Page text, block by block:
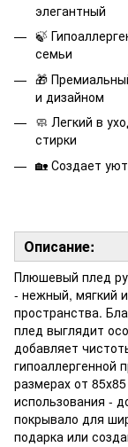
элегантный
🍃
семьи
🎁
и дизайном
🧼 Легкий в
стирки
🏡 Создает
Описание:
Плюшевый плед
- нежный, мягкий
пространства.
плед выглядит
добавляет
гипоаллергенной
размерах от
использования -
покрывало для
подарка или